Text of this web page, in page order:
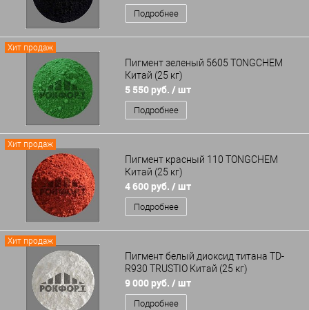
Подробнее
Хит продаж
Пигмент зеленый 5605 TONGCHEM
Китай (25 кг)
5 550 руб. / шт
Подробнее
Хит продаж
Пигмент красный 110 TONGCHEM
Китай (25 кг)
4 600 руб. / шт
Подробнее
Хит продаж
Пигмент белый диоксид титана TD-
R930 TRUSTIO Китай (25 кг)
9 000 руб. / шт
Подробнее